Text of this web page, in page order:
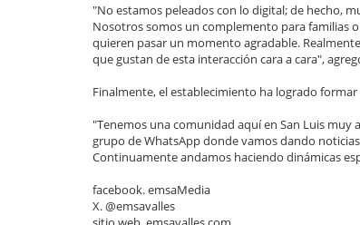
"No estamos peleados con lo digital; de hecho,
Nosotros somos un complemento para familias
quieren pasar un momento agradable.
que gustan de esta interacción cara a cara",
Finalmente, el establecimiento ha logrado
"Tenemos una comunidad aquí en San Luis muy
grupo de WhatsApp donde vamos dando
Continuamente andamos haciendo dinámicas
facebook. emsaMedia
X. @emsavalles